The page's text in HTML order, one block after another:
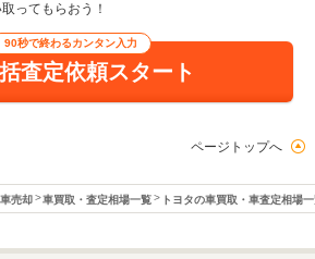
ってもらおう！
90秒で終わるカンタン入力
査定依頼スタート
ページトップへ
売却 車買取・査定相場一覧 トヨタの車買取・車査定相場